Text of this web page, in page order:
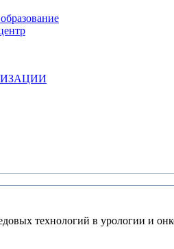
технологий в урологии и